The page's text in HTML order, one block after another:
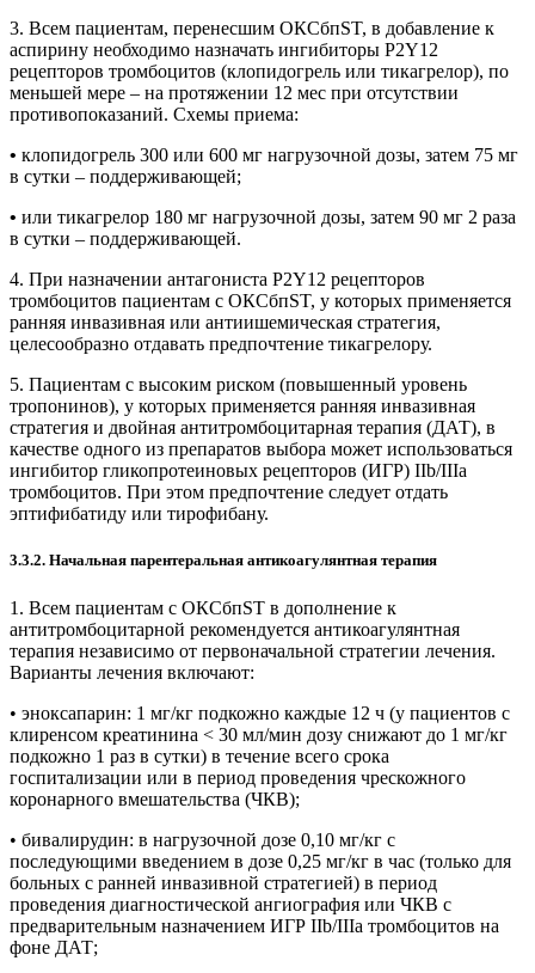
3. Всем пациентам, перенесшим ОКСбпST, в добавление к
аспирину необходимо назначать ингибиторы P2Y12
рецепторов тромбоцитов (клопидогрель или тикагрелор), по
меньшей мере – на протяжении 12 мес при отсутствии
противопоказаний. Схемы приема:
• клопидогрель 300 или 600 мг нагрузочной дозы, затем 75 мг
в сутки – поддерживающей;
• или тикагрелор 180 мг нагрузочной дозы, затем 90 мг 2 раза
в сутки – поддерживающей.
4. При назначении антагониста P2Y12 рецепторов
тромбоцитов пациентам с ОКСбпST, у которых применяется
ранняя инвазивная или антиишемическая стратегия,
целесообразно отдавать предпочтение тикагрелору.
5. Пациентам с высоким риском (повышенный уровень
тропонинов), у которых применяется ранняя инвазивная
стратегия и двойная антитромбоцитарная терапия (ДАТ), в
качестве одного из препаратов выбора может использоваться
ингибитор гликопротеиновых рецепторов (ИГР) IIb/IIIa
тромбоцитов. При этом предпочтение следует отдать
эптифибатиду или тирофибану.
3.3.2. Начальная парентеральная антикоагулянтная терапия
1. Всем пациентам с ОКСбпST в дополнение к
антитромбоцитарной рекомендуется антикоагулянтная
терапия независимо от первоначальной стратегии лечения.
Варианты лечения включают:
• эноксапарин: 1 мг/кг подкожно каждые 12 ч (у пациентов с
клиренсом креатинина < 30 мл/мин дозу снижают до 1 мг/кг
подкожно 1 раз в сутки) в течение всего срока
госпитализации или в период проведения чрескожного
коронарного вмешательства (ЧКВ);
• бивалирудин: в нагрузочной дозе 0,10 мг/кг с
последующими введением в дозе 0,25 мг/кг в час (только для
больных с ранней инвазивной стратегией) в период
проведения диагностической ангиография или ЧКВ с
предварительным назначением ИГР IIb/IIIa тромбоцитов на
фоне ДАТ;